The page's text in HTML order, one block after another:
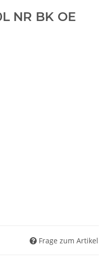
NR BK OE
Frage zum Artikel